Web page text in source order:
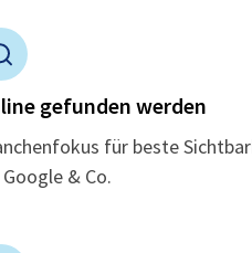
gefunden werden
für beste
& Co.